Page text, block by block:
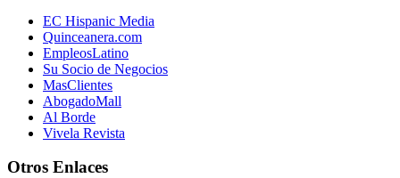
EC Hispanic Media
Quinceanera.com
EmpleosLatino
Su Socio de Negocios
MasClientes
AbogadoMall
Al Borde
Vivela Revista
Otros Enlaces